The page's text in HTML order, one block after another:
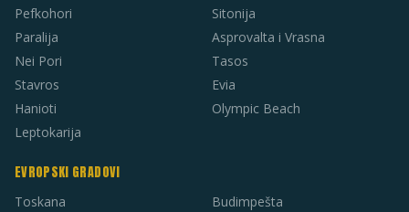
Pefkohori
Paralija
Nei Pori
Stavros
Hanioti
Leptokarija
Sitonija
Asprovalta i Vrasna
Tasos
Evia
Olympic Beach
EVROPSKI GRADOVI
Toskana
Budimpešta